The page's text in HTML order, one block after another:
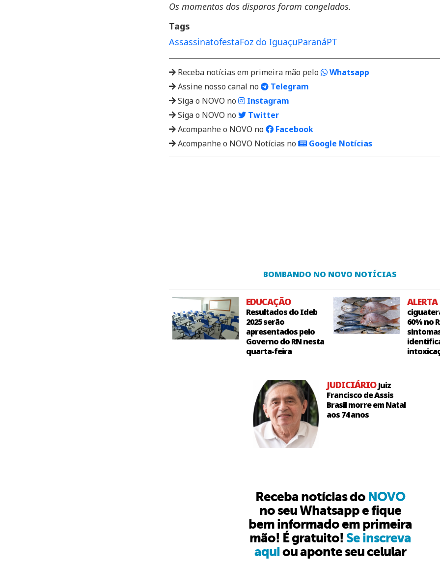
Os momentos dos disparos foram congelados.
Tags
AssassinatofestaFoz do IguaçuParanáPT
Receba notícias em primeira mão pelo
Whatsapp
Assine nosso canal no
Telegram
Siga o NOVO no
Instagram
Siga o NOVO no
Twitter
Acompanhe o NOVO no
Facebook
Acompanhe o NOVO Notícias no
Google Notícias
BOMBANDO NO NOVO NOTÍCIAS
EDUCAÇÃO
Resultados do Ideb
2025 serão
apresentados pelo
Governo do RN nesta
quarta-feira
ALERTA
60% no
JUDICIÁRIOJuiz
Francisco de Assis
Brasil morre em Natal
aos 74 anos
Receba notícias do NOVO
no seu Whatsapp e fique
bem informado em primeira
mão! É gratuito! Se inscreva
aquiou aponte seu celular